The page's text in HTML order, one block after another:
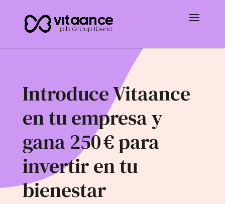
Introduce Vitaance
en tu empresa y
gana 250 € para
invertir en tu
bienestar